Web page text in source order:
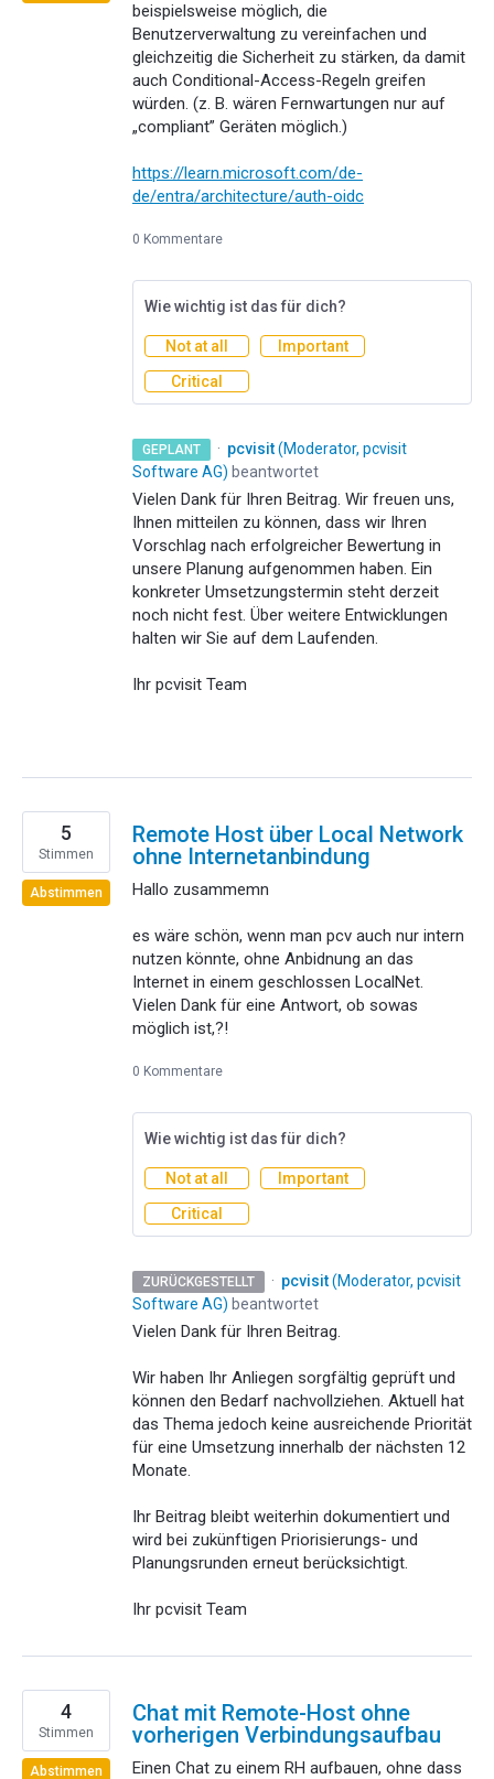
beispielsweise möglich, die
Benutzerverwaltung zu vereinfachen und
gleichzeitig die Sicherheit zu stärken, da damit
auch Conditional-Access-Regeln greifen
würden. (z. B. wären Fernwartungen nur auf
„compliant” Geräten möglich.)
https://learn.microsoft.com/de-
de/entra/architecture/auth-oidc
0 Kommentare
Wie wichtig ist das für dich?
Not at all
Important
Critical
GEPLANT · pcvisit(Moderator, pcvisit
Software AG) beantwortet
Vielen Dank für Ihren Beitrag. Wir freuen uns,
Ihnen mitteilen zu können, dass wir Ihren
Vorschlag nach erfolgreicher Bewertung in
unsere Planung aufgenommen haben. Ein
konkreter Umsetzungstermin steht derzeit
noch nicht fest. Über weitere Entwicklungen
halten wir Sie auf dem Laufenden.
Ihr pcvisit Team
Remote Host über Local Network
ohne Internetanbindung
Hallo zusammemn
es wäre schön, wenn man pcv auch nur intern
nutzen könnte, ohne Anbidnung an das
Internet in einem geschlossen LocalNet.
Vielen Dank für eine Antwort, ob sowas
möglich ist,?!
5
Stimmen
Abstimmen
0 Kommentare
Wie wichtig ist das für dich?
Not at all
Important
Critical
ZURÜCKGESTELLT · pcvisit(Moderator, pcvisit
Software AG) beantwortet
Vielen Dank für Ihren Beitrag.
Wir haben Ihr Anliegen sorgfältig geprüft und
können den Bedarf nachvollziehen. Aktuell hat
das Thema jedoch keine ausreichende Priorität
für eine Umsetzung innerhalb der nächsten 12
Monate.
Ihr Beitrag bleibt weiterhin dokumentiert und
wird bei zukünftigen Priorisierungs- und
Planungsrunden erneut berücksichtigt.
Ihr pcvisit Team
Chat mit Remote-Host ohne
vorherigen Verbindungsaufbau
Einen Chat zu einem RH aufbauen, ohne dass
4
Stimmen
Abstimmen